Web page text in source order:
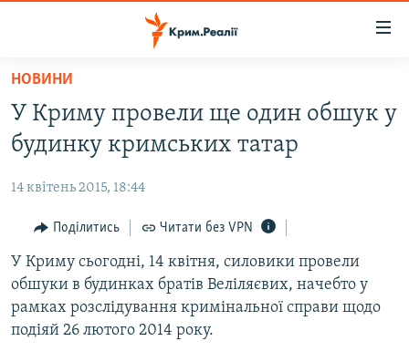
Перейти
основного
матеріалу
Перейти
до
навігації
Перейти
до
пошуку
ВОДА.КРИМ
ВІДЕО ТА ФОТО
ПОЛІТИКА
БЛОГИ
ПОГЛЯД
ІНТЕРВ'Ю
ВСЕ ЗА ДЕНЬ
НОВИНИ
У Криму провели ще один обшук у
будинку кримських татар
14 квітень 2015, 18:44
Поділитись Читати без VPN
У Криму сьогодні, 14 квітня, силовики провели
обшуки в будинках братів Веліляєвих, начебто у
рамках розслідування кримінальної справи щодо
подіяй 26 лютого 2014 року.